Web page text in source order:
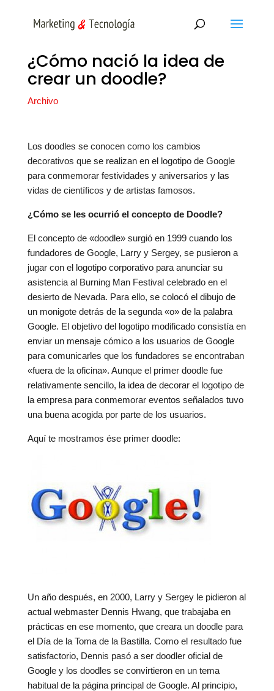
¿Cómo nació la idea de
crear un doodle?
Archivo
Los doodles se conocen como los cambios
decorativos que se realizan en el logotipo de Google
para conmemorar festividades y aniversarios y las
vidas de científicos y de artistas famosos.
¿Cómo se les ocurrió el concepto de Doodle?
El concepto de «doodle» surgió en 1999 cuando los
fundadores de Google, Larry y Sergey, se pusieron a
jugar con el logotipo corporativo para anunciar su
asistencia al Burning Man Festival celebrado en el
desierto de Nevada. Para ello, se colocó el dibujo de
un monigote detrás de la segunda «o» de la palabra
Google. El objetivo del logotipo modificado consistía en
enviar un mensaje cómico a los usuarios de Google
para comunicarles que los fundadores se encontraban
«fuera de la oficina». Aunque el primer doodle fue
relativamente sencillo, la idea de decorar el logotipo de
la empresa para conmemorar eventos señalados tuvo
una buena acogida por parte de los usuarios.
Aquí te mostramos ése primer doodle:
Un año después, en 2000, Larry y Sergey le pidieron al
actual webmaster Dennis Hwang, que trabajaba en
prácticas en ese momento, que creara un doodle para
el Día de la Toma de la Bastilla. Como el resultado fue
satisfactorio, Dennis pasó a ser doodler oficial de
Google y los doodles se convirtieron en un tema
habitual de la página principal de Google. Al principio,